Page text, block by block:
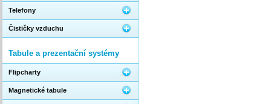
Telefony
Čističky vzduchu
Tabule a prezentační systémy
Flipcharty
Magnetické tabule